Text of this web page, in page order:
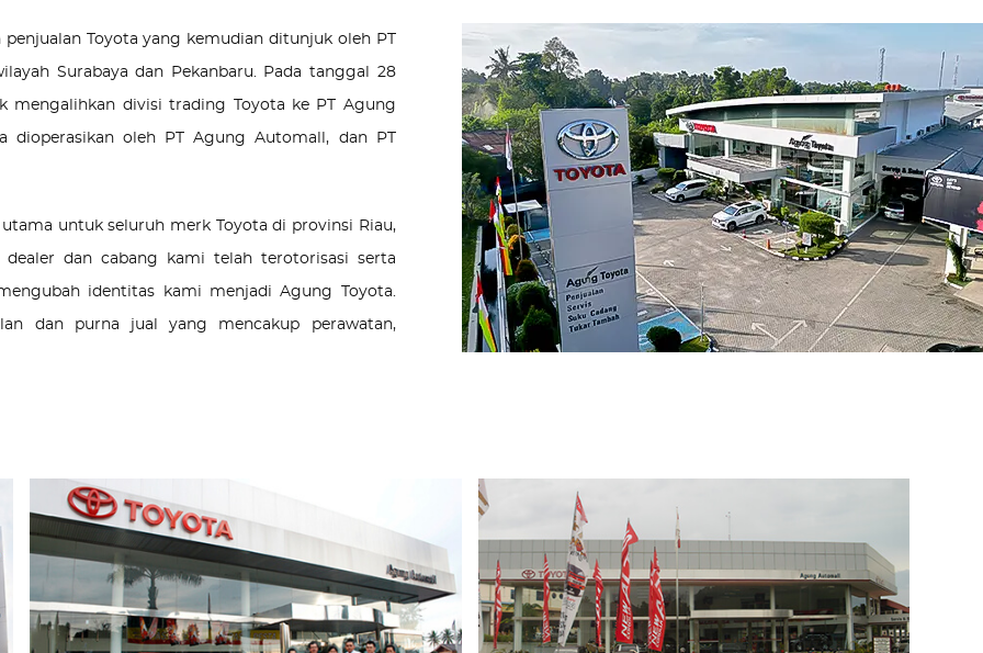
Toyota yang kemudian ditunjuk oleh PT
Surabaya dan Pekanbaru. Pada tanggal 28
mengalihkan divisi trading Toyota ke PT Agung
dioperasikan oleh PT Agung Automall, dan PT
untuk seluruh merk Toyota di provinsi Riau,
dealer dan cabang kami telah terotorisasi serta
identitas kami menjadi Agung Toyota.
dan purna jual yang mencakup perawatan,